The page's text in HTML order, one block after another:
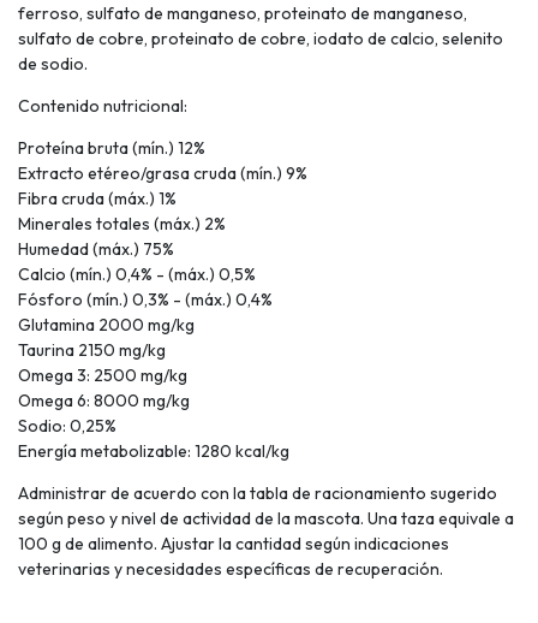
ferroso, sulfato de manganeso, proteinato de manganeso,
sulfato de cobre, proteinato de cobre, iodato de calcio, selenito
de sodio.
Contenido nutricional:
Proteína bruta (mín.) 12%
Extracto etéreo/grasa cruda (mín.) 9%
Fibra cruda (máx.) 1%
Minerales totales (máx.) 2%
Humedad (máx.) 75%
Calcio (mín.) 0,4% - (máx.) 0,5%
Fósforo (mín.) 0,3% - (máx.) 0,4%
Glutamina 2000 mg/kg
Taurina 2150 mg/kg
Omega 3: 2500 mg/kg
Omega 6: 8000 mg/kg
Sodio: 0,25%
Energía metabolizable: 1280 kcal/kg
Administrar de acuerdo con la tabla de racionamiento sugerido
según peso y nivel de actividad de la mascota. Una taza equivale a
100 g de alimento. Ajustar la cantidad según indicaciones
veterinarias y necesidades específicas de recuperación.